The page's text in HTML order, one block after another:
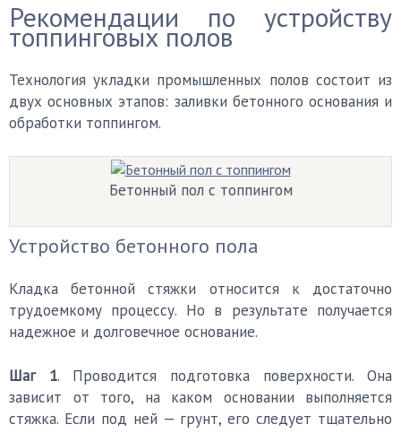
Рекомендации по устройству
топпинговых полов
Технология укладки промышленных полов состоит из
двух основных этапов: заливки бетонного основания и
обработки топпингом.
Бетонный пол с топпингом
Устройство бетонного пола
Кладка бетонной стяжки относится к достаточно
трудоемкому процессу. Но в результате получается
надежное и долговечное основание.
Шаг 1. Проводится подготовка поверхности. Она
зависит от того, на каком основании выполняется
стяжка. Если под ней — грунт, его следует тщательно